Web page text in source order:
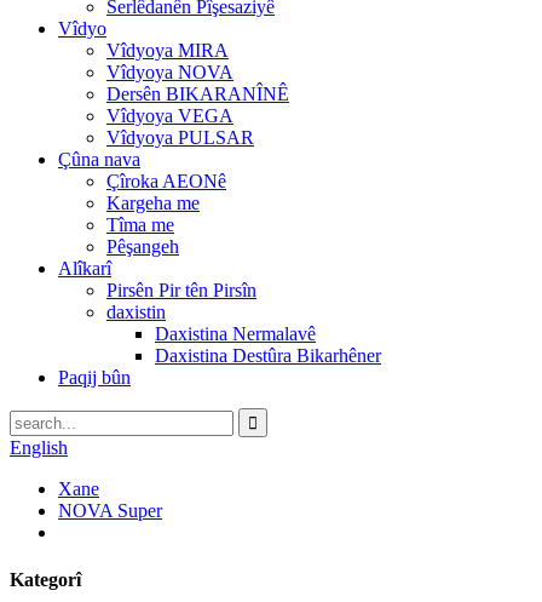
Serlêdanên Pîşesaziyê
Vîdyo
Vîdyoya MIRA
Vîdyoya NOVA
Dersên BIKARANÎNÊ
Vîdyoya VEGA
Vîdyoya PULSAR
Çûna nava
Çîroka AEONê
Kargeha me
Tîma me
Pêşangeh
Alîkarî
Pirsên Pir tên Pirsîn
daxistin
Daxistina Nermalavê
Daxistina Destûra Bikarhêner
Paqij bûn
English
Xane
NOVA Super
Kategorî